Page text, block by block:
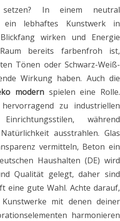
setzen? In einem neutral
ein lebhaftes Kunstwerk in
wirken und Energie
bereits farbenfroh ist,
Tönen oder Schwarz-Weiß-
Wirkung haben. Auch die
modernspielen eine Rolle.
zu industriellen
während
ausstrahlen. Glas
vermitteln, Beton ein
Haushalten (DE) wird
Qualität gelegt, daher sind
eine gute Wahl. Achte darauf,
mit denen deiner
harmonieren